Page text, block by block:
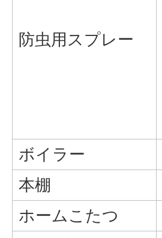
防虫用スプレー
ボイラー
本棚
ホームこたつ